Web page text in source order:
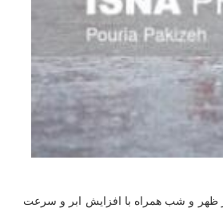
ظهر و شب همراه با افزایش ابر و سرعت